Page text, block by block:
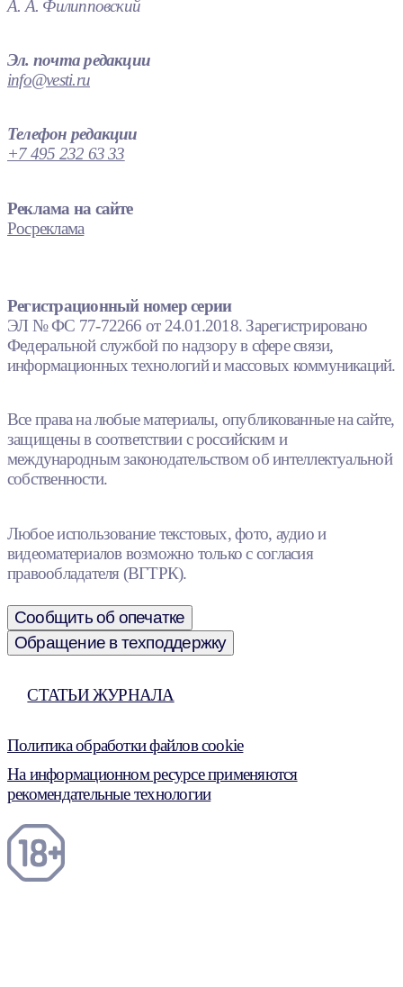
А. А. Филипповский
Эл. почта редакции
info@vesti.ru
Телефон редакции
+7 495 232 63 33
Реклама на сайте
Росреклама
Регистрационный номер серии
ЭЛ № ФС 77-72266 от 24.01.2018. Зарегистрировано
Федеральной службой по надзору в сфере связи,
информационных технологий и массовых коммуникаций.
Все права на любые материалы, опубликованные на сайте,
защищены в соответствии с российским и
международным законодательством об интеллектуальной
собственности.
Любое использование текстовых, фото, аудио и
видеоматериалов возможно только с согласия
правообладателя (ВГТРК).
Сообщить об опечатке
Обращение в техподдержку
СТАТЬИ ЖУРНАЛА
Политика обработки файлов cookie
На информационном ресурсе применяются
рекомендательные технологии